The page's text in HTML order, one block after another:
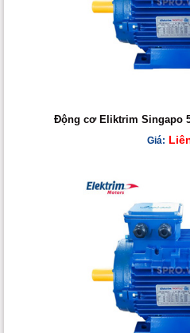
Động cơ Eliktrim Singapo
Giá: